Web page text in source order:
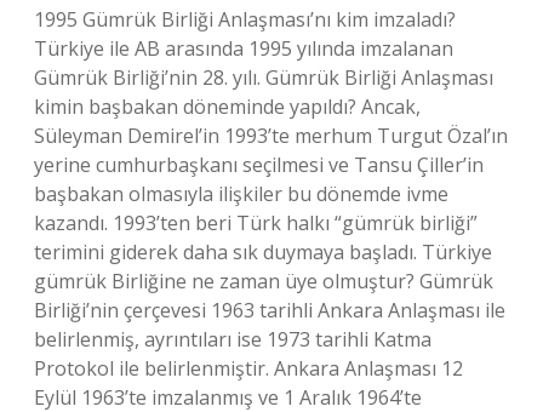
1995 Gümrük Birliği Anlaşması’nı kim imzaladı?
Türkiye ile AB arasında 1995 yılında imzalanan
Gümrük Birliği’nin 28. yılı. Gümrük Birliği Anlaşması
kimin başbakan döneminde yapıldı? Ancak,
Süleyman Demirel’in 1993’te merhum Turgut Özal’ın
yerine cumhurbaşkanı seçilmesi ve Tansu Çiller’in
başbakan olmasıyla ilişkiler bu dönemde ivme
kazandı. 1993’ten beri Türk halkı “gümrük birliği”
terimini giderek daha sık duymaya başladı. Türkiye
gümrük Birliğine ne zaman üye olmuştur? Gümrük
Birliği’nin çerçevesi 1963 tarihli Ankara Anlaşması ile
belirlenmiş, ayrıntıları ise 1973 tarihli Katma
Protokol ile belirlenmiştir. Ankara Anlaşması 12
Eylül 1963’te imzalanmış ve 1 Aralık 1964’te